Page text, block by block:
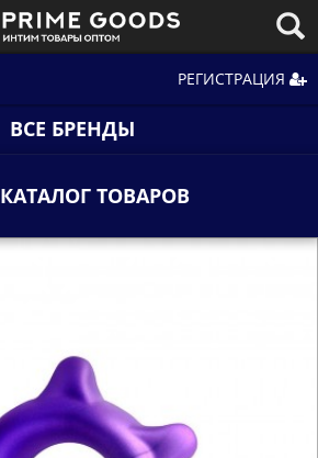
РЕГИСТРАЦИЯ
ВСЕ БРЕНДЫ
КАТАЛОГ ТОВАРОВ